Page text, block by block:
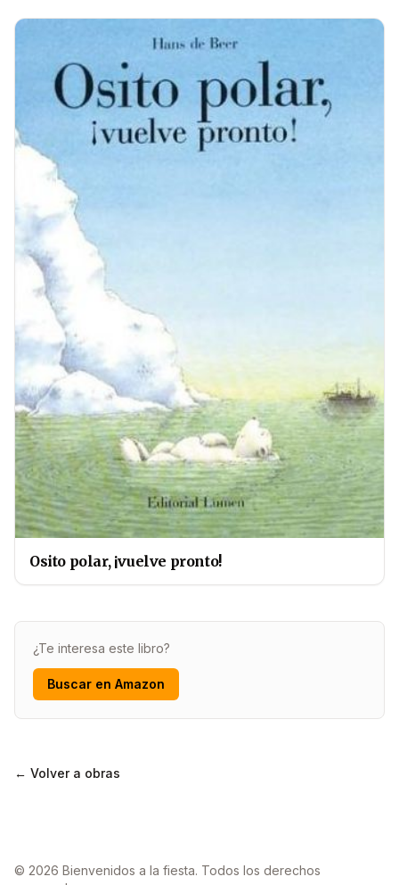
Osito polar, ¡vuelve pronto!
¿Te interesa este libro?
Buscar en Amazon
← Volver a obras
© 2026 Bienvenidos a la fiesta. Todos los derechos